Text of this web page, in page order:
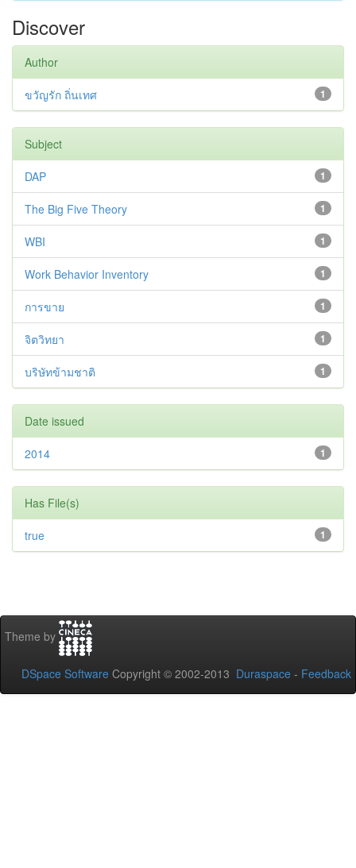
Discover
Author
1
ขวัญรัก ถิ่นเทศ
Subject
1
DAP
1
The Big Five Theory
1
WBI
1
Work Behavior Inventory
1
การขาย
1
จิตวิทยา
1
บริษัทข้ามชาติ
Date issued
1
2014
Has File(s)
1
true
Theme by
DSpace Software Copyright © 2002-2013 Duraspace - Feedback